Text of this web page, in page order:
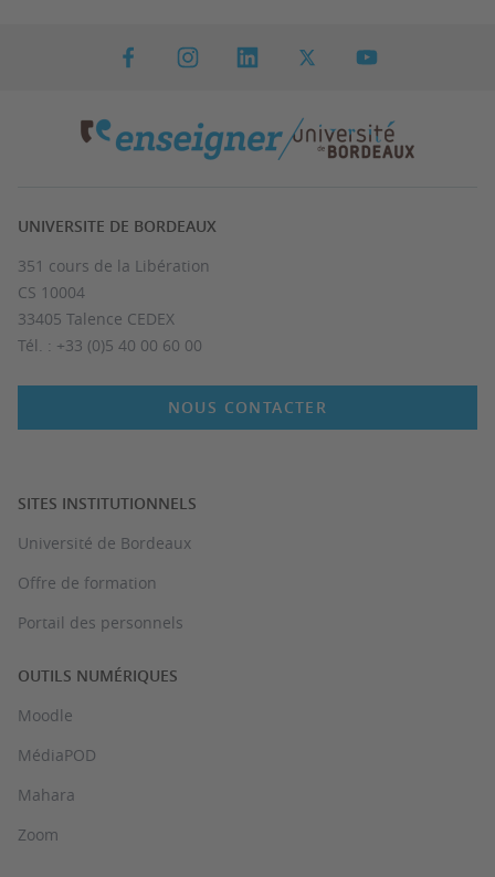
UNIVERSITE DE BORDEAUX
351 cours de la Libération
CS 10004
33405 Talence CEDEX
Tél. : +33 (0)5 40 00 60 00
NOUS CONTACTER
SITES INSTITUTIONNELS
Université de Bordeaux
Offre de formation
Portail des personnels
OUTILS NUMÉRIQUES
Moodle
MédiaPOD
Mahara
Zoom